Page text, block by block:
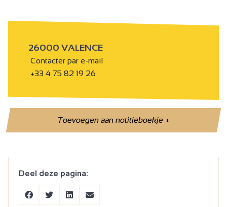
26000 VALENCE
Contacter par e-mail
+33 4 75 82 19 26
Toevoegen aan notitieboekje+
Deel deze pagina: